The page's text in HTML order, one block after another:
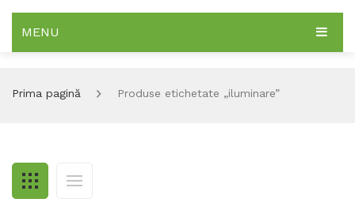
MENU
Prima pagină Produse etichetate „iluminare”